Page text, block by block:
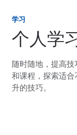
学习
个人学
随时随地，提高
和课程，探索适
升的技巧。